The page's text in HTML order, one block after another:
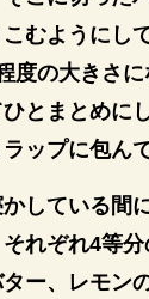
むようにし
度の大きさ
とまとめに
ップに包ん
かしている間
れぞれ4等
ー、レモン